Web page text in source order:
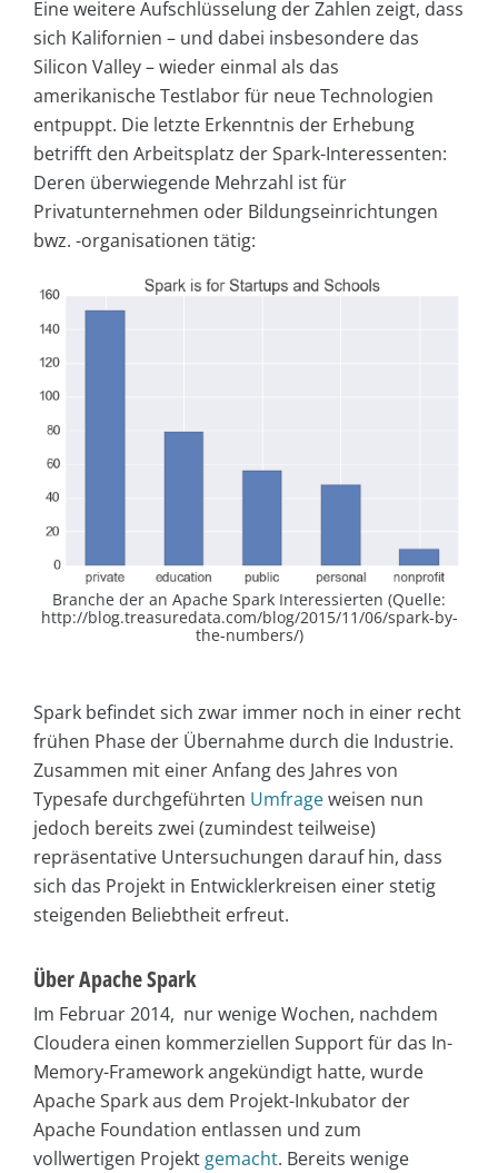
Eine weitere Aufschlüsselung der Zahlen zeigt, dass
sich Kalifornien – und dabei insbesondere das
Silicon Valley – wieder einmal als das
amerikanische Testlabor für neue Technologien
entpuppt. Die letzte Erkenntnis der Erhebung
betrifft den Arbeitsplatz der Spark-Interessenten:
Deren überwiegende Mehrzahl ist für
Privatunternehmen oder Bildungseinrichtungen
bwz. -organisationen tätig:
Branche der an Apache Spark Interessierten (Quelle:
http://blog.treasuredata.com/blog/2015/11/06/spark-by-
the-numbers/)
Spark befindet sich zwar immer noch in einer recht
frühen Phase der Übernahme durch die Industrie.
Zusammen mit einer Anfang des Jahres von
Typesafe durchgeführten Umfrageweisen nun
jedoch bereits zwei (zumindest teilweise)
repräsentative Untersuchungen darauf hin, dass
sich das Projekt in Entwicklerkreisen einer stetig
steigenden Beliebtheit erfreut.
Über Apache Spark
Im Februar 2014, nur wenige Wochen, nachdem
Cloudera einen kommerziellen Support für das In-
Memory-Framework angekündigt hatte, wurde
Apache Spark aus dem Projekt-Inkubator der
Apache Foundation entlassen und zum
vollwertigen Projekt gemacht. Bereits wenige